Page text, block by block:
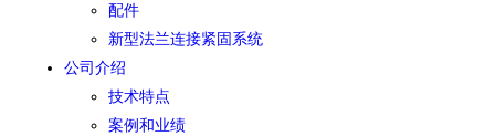
配件
新型法兰连接紧固系统
公司介绍
技术特点
案例和业绩